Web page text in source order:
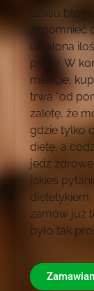
czasu
zapomnieć
ustalona
pracy. W
mieście,
trwa “od
zaletę, że
gdzie tylko
dietę, a
jedz
jakieś
zamów już
było tak